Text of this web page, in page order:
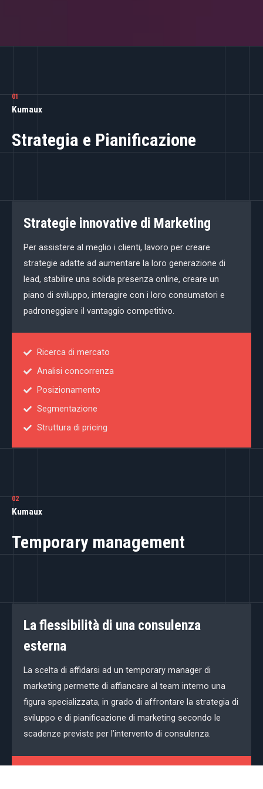
01
Kumaux
Strategia e Pianificazione
Strategie innovative di Marketing
Per assistere al meglio i clienti, lavoro per creare
strategie adatte ad aumentare la loro generazione di
lead, stabilire una solida presenza online, creare un
piano di sviluppo, interagire con i loro consumatori e
padroneggiare il vantaggio competitivo.
Ricerca di mercato
Analisi concorrenza
Posizionamento
Segmentazione
Struttura di pricing
02
Kumaux
Temporary management
La flessibilità di una consulenza
esterna
La scelta di affidarsi ad un temporary manager di
marketing permette di affiancare al team interno una
figura specializzata, in grado di affrontare la strategia di
sviluppo e di pianificazione di marketing secondo le
scadenze previste per l’intervento di consulenza.